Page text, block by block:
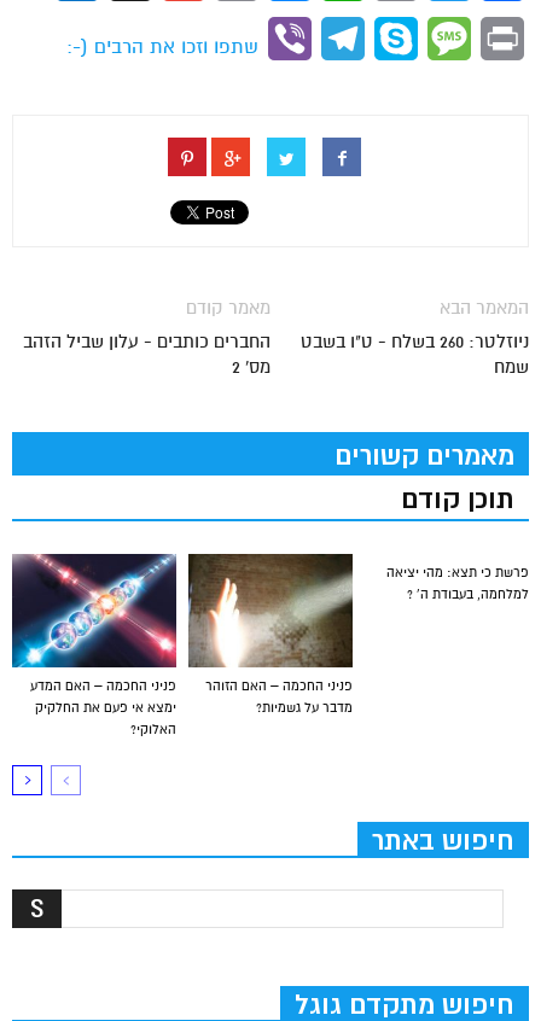
Print
Message
Skype
Telegram
Viber
שתפו וזכו את הרבים (-:
מאמר קודם
החברים כותבים - עלון שביל הזהב
מס' 2
המאמר הבא
ניוזלטר: 260 בשלח - ט"ו בשבט
שמח
מאמרים קשורים
תוכן קודם
פניני החכמה – האם המדע
ימצא אי פעם את החלקיק
האלוקי?
פניני החכמה – האם הזוהר
מדבר על גשמיות?
פרשת כי תצא: מהי יציאה
למלחמה, בעבודת ה’ ?
חיפוש באתר
חיפוש מתקדם גוגל